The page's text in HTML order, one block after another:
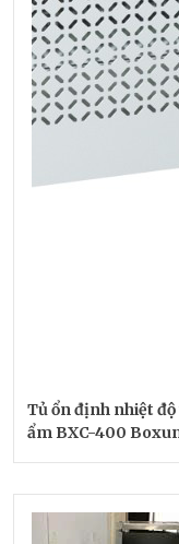
Tủ ổn định nhiệt độ
ẩm BXC-400